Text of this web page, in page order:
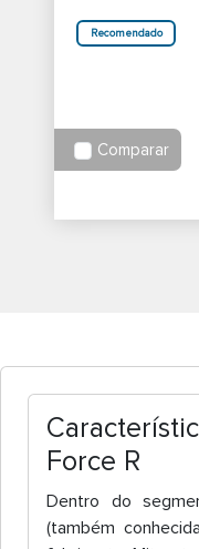
Recomendado
Comparar
Force R
Dentro do
(também